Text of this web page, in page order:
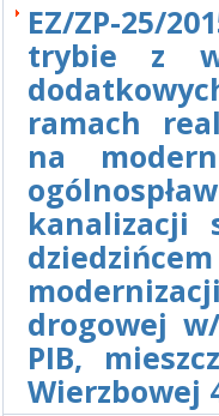
EZ/ZP-25/
trybie z
ramach
na
kanalizacji
drogowej
PIB,
Wierzbowej